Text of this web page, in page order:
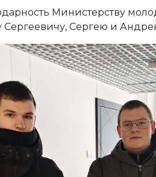
Министерству
Сергеевичу, Сергею и